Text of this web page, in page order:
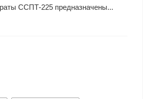
ССПТ-225 предназначены...